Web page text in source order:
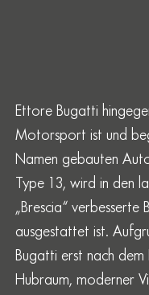
Ettore Bugatti
Motorsport ist und
Namen gebauten
Type 13, wird in den
„Brescia“
ausgestattet ist.
Bugatti erst nach
Hubraum, moderner